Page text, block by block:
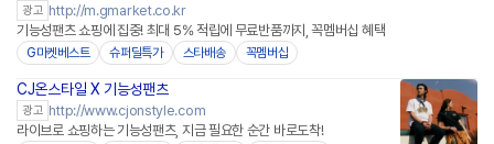
광고 http://m.gmarket.co.kr
기능성팬츠 쇼핑에 집중! 최대 5% 적립에 무료반품까지, 꼭멤버십 혜택
G마켓베스트 슈퍼딜특가 스타배송 꼭멤버십
CJ온스타일 X 기능성팬츠
광고 http://www.cjonstyle.com
라이브로 쇼핑하는 기능성팬츠, 지금 필요한 순간 바로도착!